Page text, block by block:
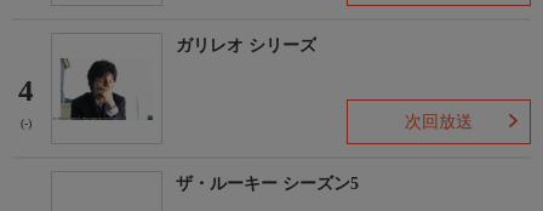
4
(-)
ガリレオ シリーズ
次回放送
ザ・ルーキー シーズン5